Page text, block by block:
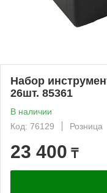
Набор
26шт. 85361
В наличии
Код: 76129
Розница
23 400 ₸